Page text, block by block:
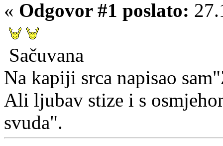
« Odgovor #1 poslato:
Sačuvana
Na kapiji srca napisao
Ali ljubav stize i s
svuda".